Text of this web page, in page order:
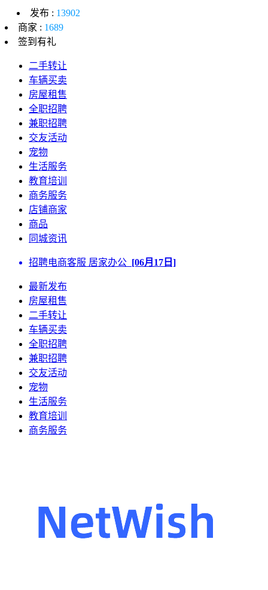
发布 : 13902
商家 : 1689
签到有礼
二手转让
车辆买卖
房屋租售
全职招聘
兼职招聘
交友活动
宠物
生活服务
教育培训
商务服务
店铺商家
商品
同城资讯
招聘电商客服 居家办公 [06月17日]
最新发布
房屋租售
二手转让
车辆买卖
全职招聘
兼职招聘
交友活动
宠物
生活服务
教育培训
商务服务